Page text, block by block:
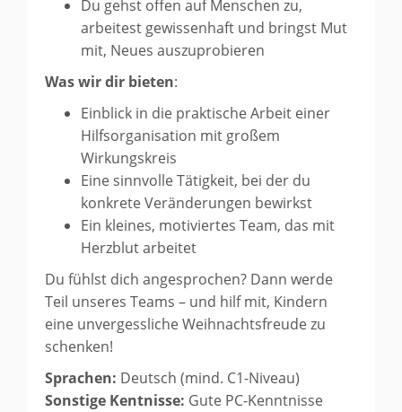
Du gehst offen auf Menschen zu,
arbeitest gewissenhaft und bringst Mut
mit, Neues auszuprobieren
Was wir dir bieten:
Einblick in die praktische Arbeit einer
Hilfsorganisation mit großem
Wirkungskreis
Eine sinnvolle Tätigkeit, bei der du
konkrete Veränderungen bewirkst
Ein kleines, motiviertes Team, das mit
Herzblut arbeitet
Du fühlst dich angesprochen? Dann werde
Teil unseres Teams – und hilf mit, Kindern
eine unvergessliche Weihnachtsfreude zu
schenken!
Sprachen: Deutsch (mind. C1-Niveau)
Sonstige Kentnisse: Gute PC-Kenntnisse